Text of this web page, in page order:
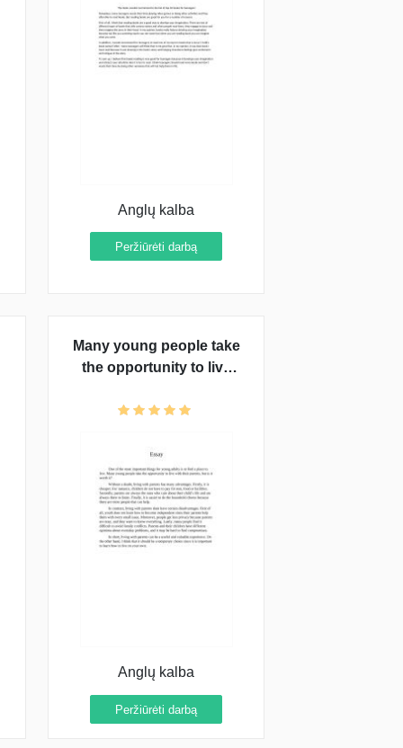
Anglų kalba
Peržiūrėti darbą
Many young people take
the opportunity to live
worth it?
Anglų kalba
Peržiūrėti darbą